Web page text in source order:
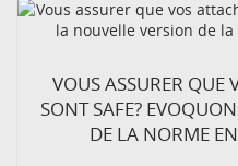
VOUS ASSURER QUE
SONT SAFE?
DE LA NORME